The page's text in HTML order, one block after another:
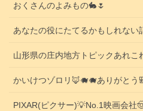
おくさんのよみもの🐇🌷
あなたの役にたてるかもしれない
山形県の庄内地方トピックあれこ
かいけつゾロリ🦊🐗🐗ありがとう
PIXAR(ピクサー)💡No.1映画会社